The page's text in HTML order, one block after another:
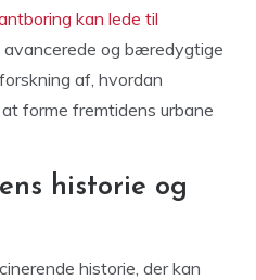
kan lede til
avancerede og bæredygtige
af, hvordan
forme fremtidens urbane
historie og
historie, der kan